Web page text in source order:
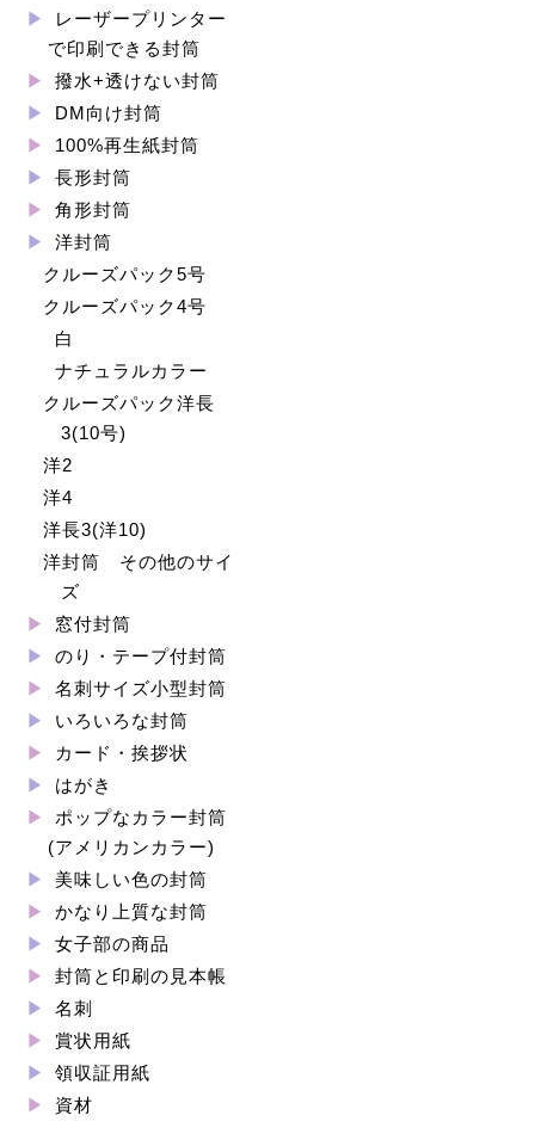
レーザープリンター
で印刷できる封筒
撥水+透けない封筒
DM向け封筒
100%再生紙封筒
長形封筒
角形封筒
洋封筒
クルーズパック5号
クルーズパック4号
白
ナチュラルカラー
クルーズパック洋長
3(10号)
洋2
洋4
洋長3(洋10)
洋封筒 その他のサイ
ズ
窓付封筒
のり・テープ付封筒
名刺サイズ小型封筒
いろいろな封筒
カード・挨拶状
はがき
ポップなカラー封筒
(アメリカンカラー)
美味しい色の封筒
かなり上質な封筒
女子部の商品
封筒と印刷の見本帳
名刺
賞状用紙
領収証用紙
資材